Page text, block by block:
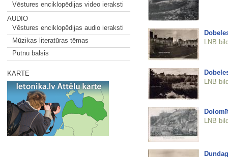
Vēstures enciklopēdijas video ieraksti
AUDIO
Vēstures enciklopēdijas audio ieraksti
Mūzikas literatūras tēmas
Putnu balsis
KARTE
LNB
LNB
LNB